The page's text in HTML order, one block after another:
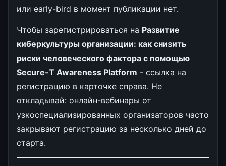
или early-bird в момент публикации нет.
Чтобы зарегистрироваться на Развитие
киберкультуры организации: как снизить
риски человеческого фактора с помощью
Secure-T Awareness Platform - ссылка на
регистрацию в карточке справа. Не
откладывай: онлайн-вебинары от
узкоспециализированных организаторов часто
закрывают регистрацию за несколько дней до
старта.